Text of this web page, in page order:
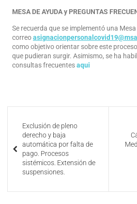
MESA DE AYUDA y PREGUNTAS
Se recuerda que se implementó una
correo
como objetivo orientar sobre este
que pudieran surgir. Asimismo, se ha
consultas frecuentesaqui
Exclusión de pleno
derecho y baja
automática por falta de
pago. Procesos
sistémicos. Extensión de
suspensiones.